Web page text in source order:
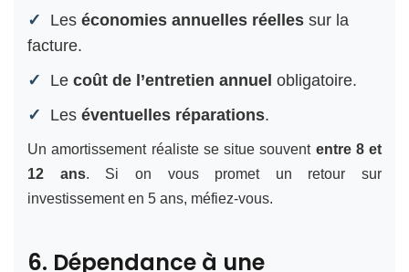
Les économies annuelles réelles sur la
facture.
Le coût de l’entretien annuel obligatoire.
Les éventuelles réparations.
Un amortissement réaliste se situe souvent entre 8 et
12 ans. Si on vous promet un retour sur
investissement en 5 ans, méfiez-vous.
6. Dépendance à une